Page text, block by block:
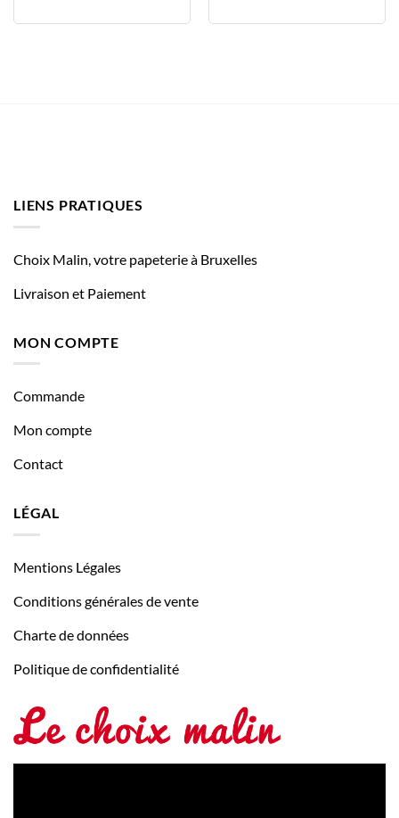
LIENS PRATIQUES
Choix Malin, votre papeterie à Bruxelles
Livraison et Paiement
MON COMPTE
Commande
Mon compte
Contact
LÉGAL
Mentions Légales
Conditions générales de vente
Charte de données
Politique de confidentialité